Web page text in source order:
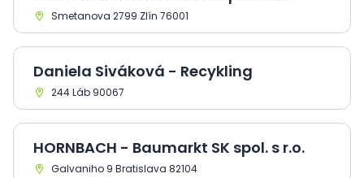
Smetanova 2799 Zlín 76001
Daniela Siváková - Recykling
244 Láb 90067
HORNBACH - Baumarkt SK spol. s r.o.
Galvaniho 9 Bratislava 82104